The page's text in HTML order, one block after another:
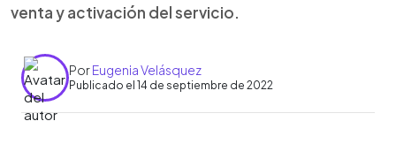
venta y activación del servicio.
PorEugenia Velásquez
Publicado el 14 de septiembre de 2022